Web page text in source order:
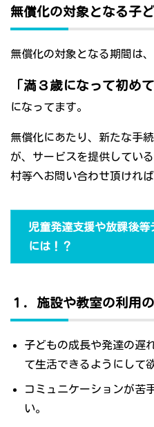
無償化の対象となる子
無償化の対象となる期間は、
「満３歳になって初め
になってます。
無償化にあたり、新たな手
が、サービスを提供してい
村等へお問い合わせ頂ければ
児童発達支援や放課後
には！？
１．施設や教室の利用
子どもの成長や発達の遅
て生活できるようにして
コミュニケーションが苦
い。